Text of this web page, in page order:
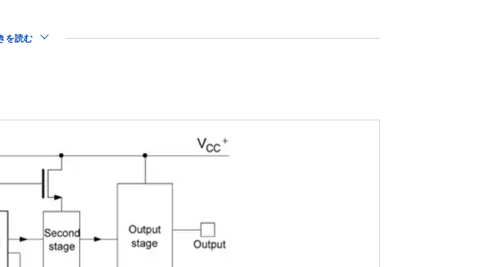
を読む